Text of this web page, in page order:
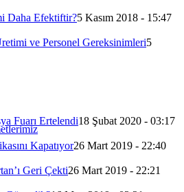
Daha Efektiftir?5 Kasım 2018 - 15:47
ve Personel Gereksinimleri5
Fuarı Ertelendi18 Şubat 2020 - 03:17
Kapatıyor26 Mart 2019 - 22:40
Geri Çekti26 Mart 2019 - 22:21